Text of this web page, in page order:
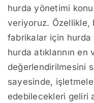
hurda yönetimi
veriyoruz. Özellikle,
fabrikalar için hurda
hurda atıklarının
değerlendirilmesini
sayesinde,
edebilecekleri geliri